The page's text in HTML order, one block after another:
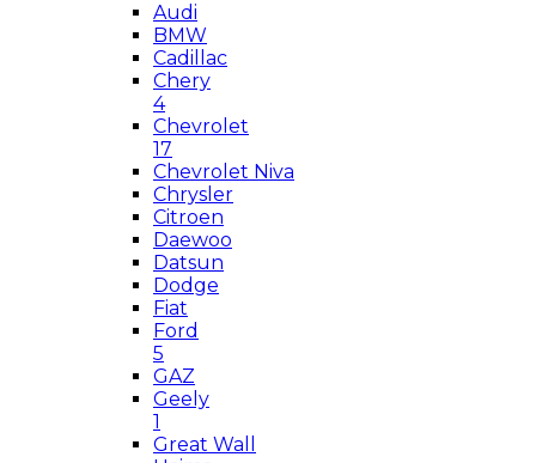
Audi
BMW
Cadillac
Chery
4
Chevrolet
17
Chevrolet Niva
Chrysler
Citroen
Daewoo
Datsun
Dodge
Fiat
Ford
5
GAZ
Geely
1
Great Wall